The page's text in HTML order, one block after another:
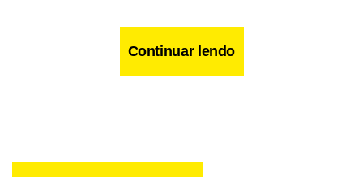
Continuar lendo